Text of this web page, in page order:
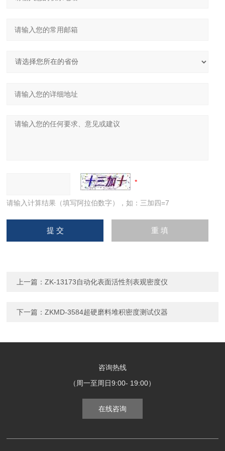
请输入计算结果（填写阿拉伯数字），如：三加四=7
上一篇：ZK-13173自动化表面活性剂表观密度仪
下一篇：ZKMD-3584超硬磨料堆积密度测试仪器
咨询热线
（周一至周日9:00- 19:00）
在线咨询